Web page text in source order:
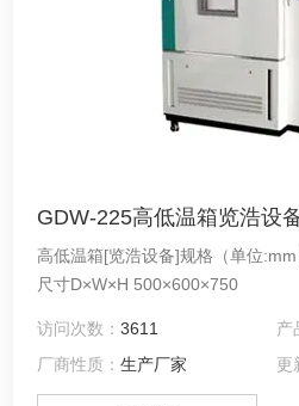
GDW-225高低温箱览浩设
高低温箱[览浩设备]规格（单位:mm）
尺寸D×W×H 500×600×750
访问次数：3611 产
厂商性质：生产厂家 更